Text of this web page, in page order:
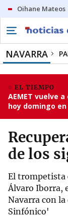
Oihane Mateos
NAVARRA
EL TIEMPO
AEMET vuelve
hoy domingo
de los
El
Álvaro Iborra,
Navarra con
Sinfónico'